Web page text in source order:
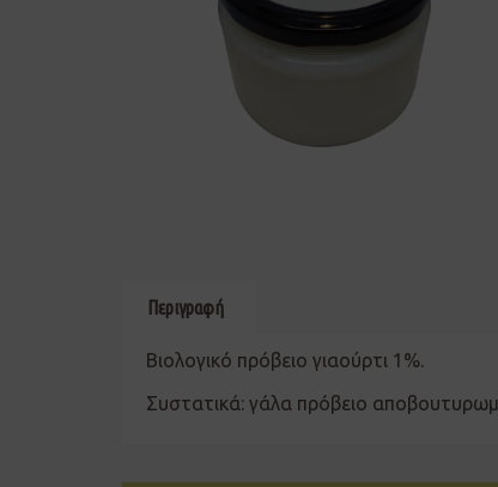
Περιγραφή
Βιολογικό πρόβειο γιαούρτι 1%.
Συστατικά: γάλα πρόβειο